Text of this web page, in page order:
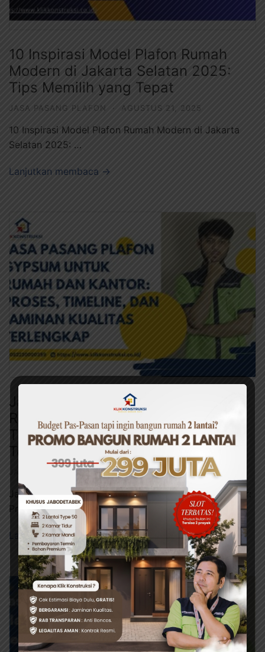
10 Inspirasi Model Plafon Rumah
Modern di Jakarta Selatan 2025:
Tips Memilih yang Tepat
JASA PASANG PLAFON · AGUSTUS 21, 2025
10 Inspirasi Model Plafon Rumah Modern di Jakarta
Selatan 2025: …
Lanjutkan membaca →
Jasa Pasang Plafon Gypsum untuk
Rumah dan Kantor: Proses,
Timeline, dan Jaminan Kualitas
Terlengkap
JASA PASANG PLAFON · AGUSTUS 20, 2025
Jasa Pasang Plafon Gypsum untuk Rumah dan Kantor:
Proses, Timeline, …
Lanjutkan membaca →